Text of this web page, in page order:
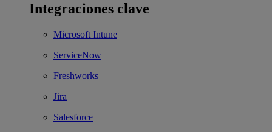
Integraciones clave
Microsoft Intune
ServiceNow
Freshworks
Jira
Salesforce